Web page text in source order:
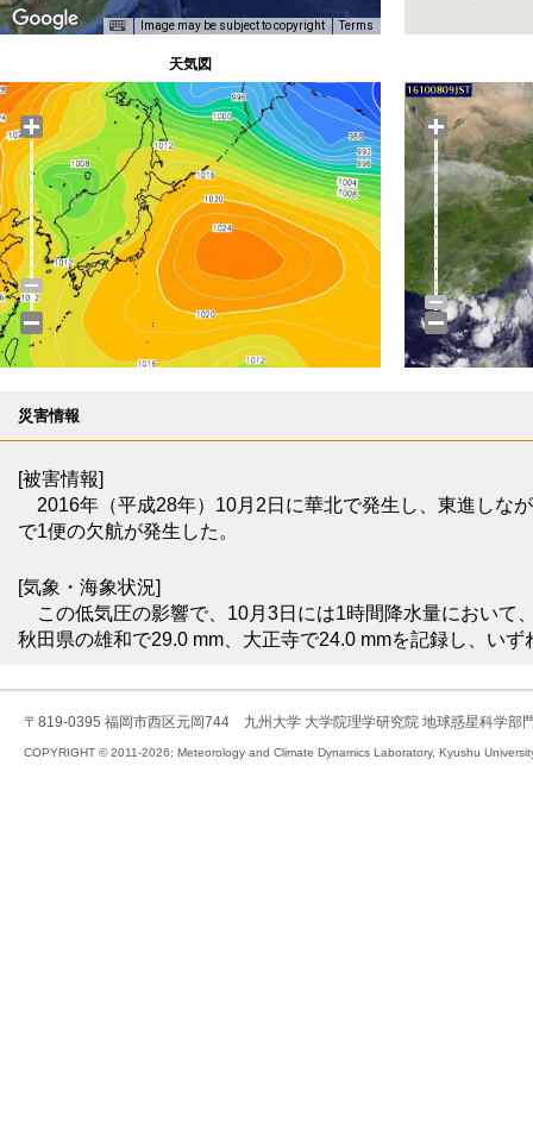
Image may be subject to copyright Terms
天気図
災害情報
[被害情報]
2016年（平成28年）10月2日に華北で発生し、東進しな
で1便の欠航が発生した。
[気象・海象状況]
この低気圧の影響で、10月3日には1時間降水量において
秋田県の雄和で29.0 mm、大正寺で24.0 mmを記録し、い
〒819-0395 福岡市西区元岡744 九州大学 大学院理学研究院 地球惑星科学部
COPYRIGHT © 2011-2026; Meteorology and Climate Dynamics Laboratory, Kyushu